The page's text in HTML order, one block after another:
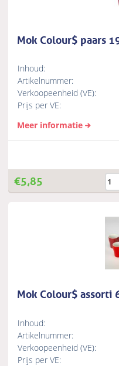
Mok Colour$ paars
Inhoud:
Artikelnummer:
Verkoopeenheid (VE):
Prijs per VE:
Meer informatie
€5,85
Mok Colour$ assorti
Inhoud:
Artikelnummer:
Verkoopeenheid (VE):
Prijs per VE: